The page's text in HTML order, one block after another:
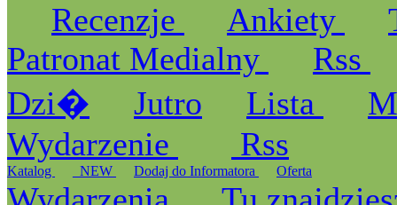
Recenzje
Ankiety
Patronat Medialny
Rss
Dzi�
Jutro Lista
Wydarzenie
Rss
Katalog _NEW Dodaj do Informatora Oferta